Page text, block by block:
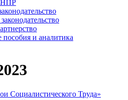
и аналитика